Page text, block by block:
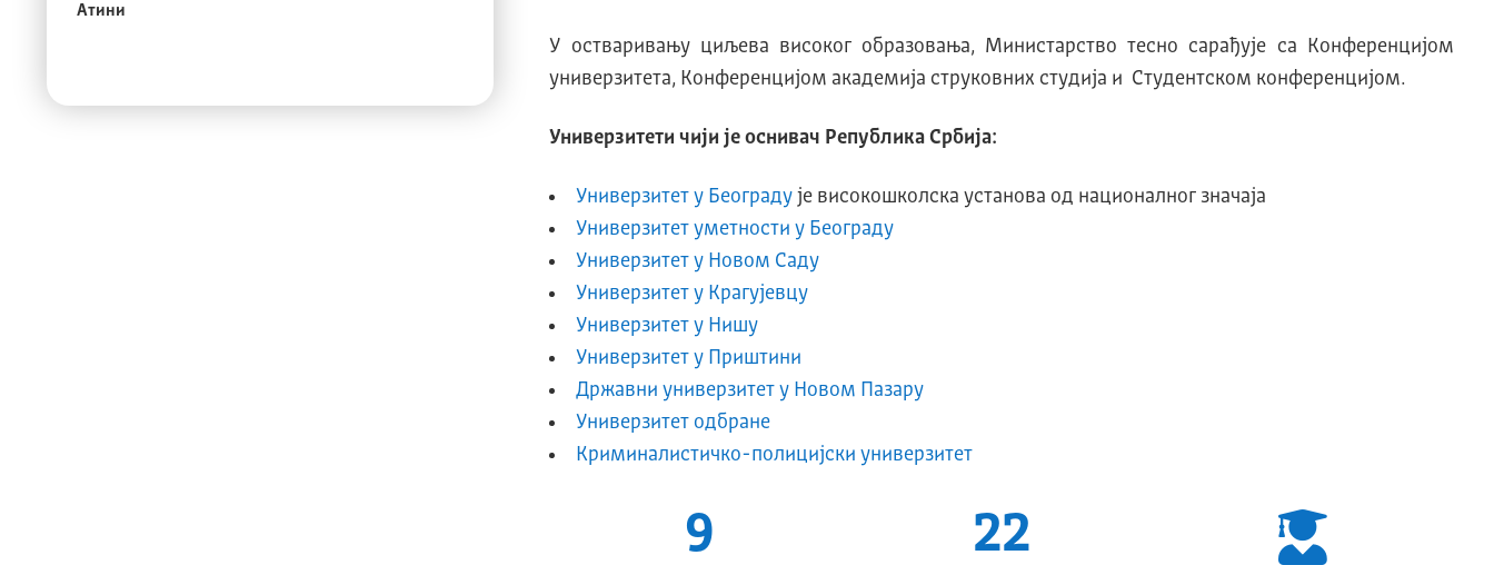
Атини
У остваривању циљева високог образовања, Министарство тесно сарађује са Конференцијом
универзитета, Конференцијом академија струковних студија и Студентском конференцијом.
Универзитети чији је оснивач Република Србија:
Универзитет у Београду је високошколска установа од националног значаја
Универзитет уметности у Београду
Универзитет у Новом Саду
Универзитет у Крагујевцу
Универзитет у Нишу
Универзитет у Приштини
Државни универзитет у Новом Пазару
Универзитет одбране
Криминалистичко-полицијски универзитет
9 22